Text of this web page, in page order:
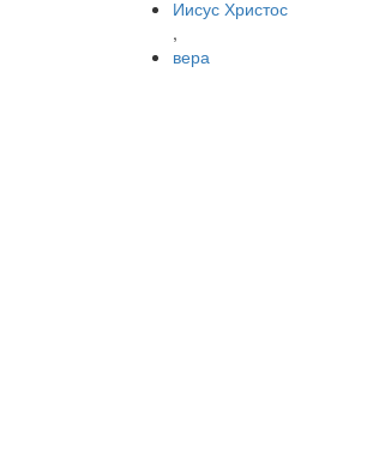
Иисус Христос
,
вера